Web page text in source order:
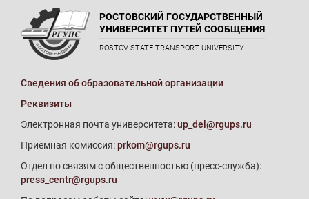
РОСТОВСКИЙ ГОСУДАРСТВЕННЫЙ
УНИВЕРСИТЕТ ПУТЕЙ СООБЩЕНИЯ
ROSTOV STATE TRANSPORT UNIVERSITY
Сведения об образовательной организации
Реквизиты
Электронная почта университета:up_del@rgups.ru
Приемная комиссия:prkom@rgups.ru
Отдел по связям с общественностью (пресс-служба):
press_centr@rgups.ru